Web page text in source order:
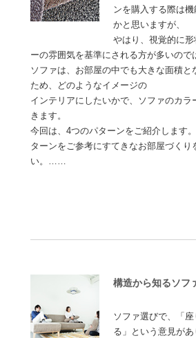
ンを購入する際は
かと思いますが、
やはり、視覚的に
ーの雰囲気を基準にされる方が多いので
ソファは、お部屋の中でも大きな面積と
ため、どのようなイメージの
インテリアにしたいかで、ソファのカラ
きます。
今回は、4つのパターンをご紹介します
ターンをご参考にすてきなお部屋づくり
い。……
構造から知るソフ
ソファ選びで、「
る」という意見が